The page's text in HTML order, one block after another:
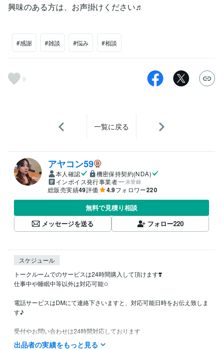
興味のある方は、お声掛けください♬
#感謝 #雑談 #悩み #相談
9
一覧に戻る
アヤコン59
本人確認
機密保持契約(NDA)
インボイス発行事業者
未登録
総販売実績49評価 4.9フォロワー220
無料で見積り相談
メッセージを送る
フォロー220
スケジュール
トークルームでのサービスは24時間購入して頂けます❣️
仕事中や睡眠中等以外は対応可能✩
電話サービスはDMにて連絡下さいますと、対応可能日時をお伝え致しま
す♪
受付やお問い合わせは24時間対応しております
お待たせしないようスムーズな対応を心掛けていますので、よろしくお
出品者の実績をもっと見る